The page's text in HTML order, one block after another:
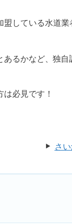
している水道業
るかなど、独自
必見です！
さ